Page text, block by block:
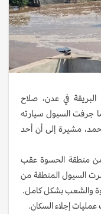
في عدن، صلاح
جرفت السيول سيارته
مشيرة إلى أن أحد
منطقة الحسوة عقب
السيول المنطقة من
والشعب بشكل كامل.
إجلاء السكان.